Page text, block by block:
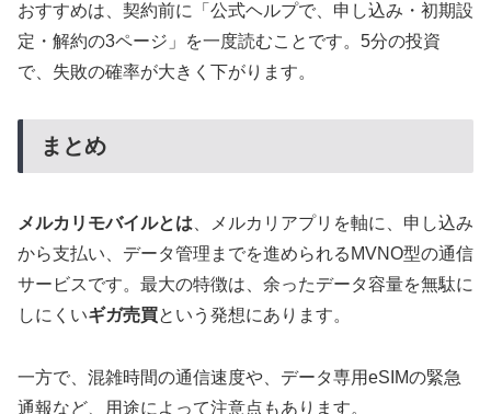
おすすめは、契約前に「公式ヘルプで、申し込み・初期設
定・解約の3ページ」を一度読むことです。5分の投資
で、失敗の確率が大きく下がります。
まとめ
メルカリモバイルとは 、メルカリアプリを軸に、申し込み
から支払い、データ管理までを進められるMVNO型の通信
サービスです。最大の特徴は、余ったデータ容量を無駄に
しにくいギガ売買という発想にあります。
一方で、混雑時間の通信速度や、データ専用eSIMの緊急
通報など、用途によって注意点もあります。